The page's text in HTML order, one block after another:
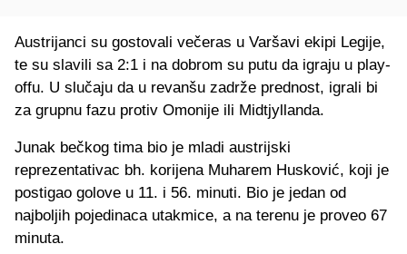
Austrijanci su gostovali večeras u Varšavi ekipi Legije,
te su slavili sa 2:1 i na dobrom su putu da igraju u play-
offu. U slučaju da u revanšu zadrže prednost, igrali bi
za grupnu fazu protiv Omonije ili Midtjyllanda.
Junak bečkog tima bio je mladi austrijski
reprezentativac bh. korijena Muharem Husković, koji je
postigao golove u 11. i 56. minuti. Bio je jedan od
najboljih pojedinaca utakmice, a na terenu je proveo 67
minuta.